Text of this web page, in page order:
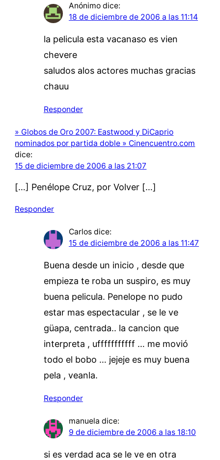
Anónimo dice:
18 de diciembre de 2006 a las 11:14
la pelicula esta vacanaso es vien
chevere
saludos alos actores muchas gracias
chauu
Responder
» Globos de Oro 2007: Eastwood y DiCaprio
nominados por partida doble » Cinencuentro.com
dice:
15 de diciembre de 2006 a las 21:07
[…] Penélope Cruz, por Volver […]
Responder
Carlos dice:
15 de diciembre de 2006 a las 11:47
Buena desde un inicio , desde que
empieza te roba un suspiro, es muy
buena pelicula. Penelope no pudo
estar mas espectacular , se le ve
güapa, centrada.. la cancion que
interpreta , ufffffffffff … me movió
todo el bobo … jejeje es muy buena
pela , veanla.
Responder
manuela dice:
9 de diciembre de 2006 a las 18:10
si es verdad aca se le ve en otra